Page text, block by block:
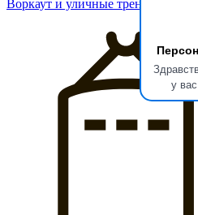
у
Воркаут и уличные тренажеры